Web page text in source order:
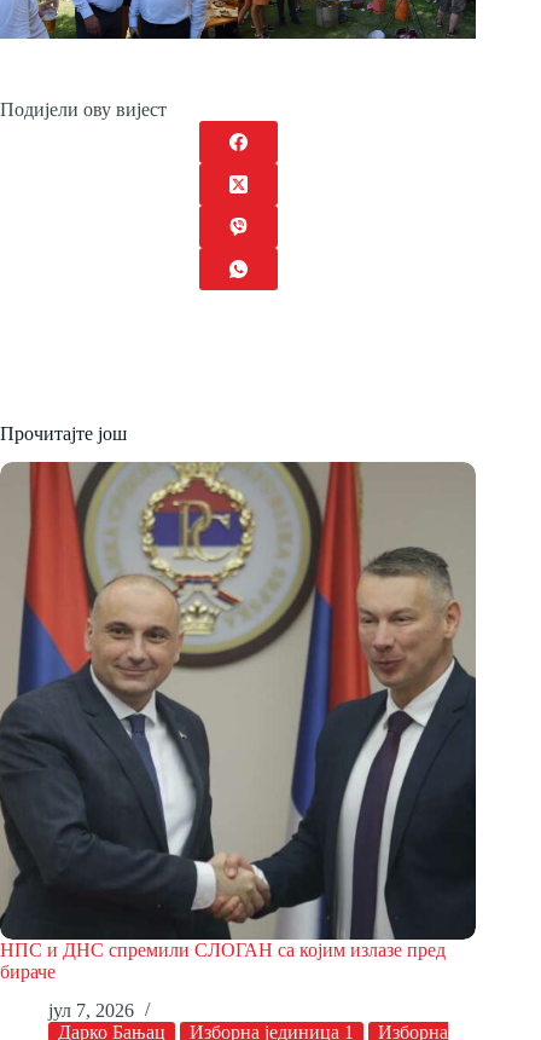
Подијели ову вијест
Прочитајте још
НПС и ДНС спремили СЛОГАН са којим излазе пред
бираче
јул 7, 2026
Дарко Бањац
Изборна јединица 1 Изборна